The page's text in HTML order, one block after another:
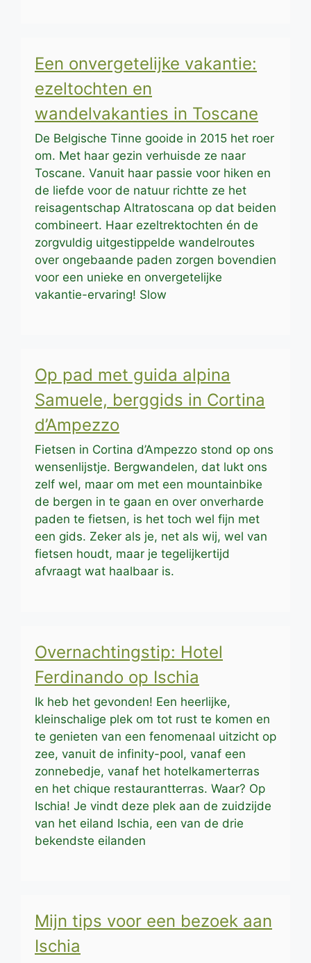
Een onvergetelijke vakantie:
ezeltochten en
wandelvakanties in Toscane
De Belgische Tinne gooide in 2015 het roer
om. Met haar gezin verhuisde ze naar
Toscane. Vanuit haar passie voor hiken en
de liefde voor de natuur richtte ze het
reisagentschap Altratoscana op dat beiden
combineert. Haar ezeltrektochten én de
zorgvuldig uitgestippelde wandelroutes
over ongebaande paden zorgen bovendien
voor een unieke en onvergetelijke
vakantie-ervaring! Slow
Op pad met guida alpina
Samuele, berggids in Cortina
d’Ampezzo
Fietsen in Cortina d’Ampezzo stond op ons
wensenlijstje. Bergwandelen, dat lukt ons
zelf wel, maar om met een mountainbike
de bergen in te gaan en over onverharde
paden te fietsen, is het toch wel fijn met
een gids. Zeker als je, net als wij, wel van
fietsen houdt, maar je tegelijkertijd
afvraagt wat haalbaar is.
Overnachtingstip: Hotel
Ferdinando op Ischia
Ik heb het gevonden! Een heerlijke,
kleinschalige plek om tot rust te komen en
te genieten van een fenomenaal uitzicht op
zee, vanuit de infinity-pool, vanaf een
zonnebedje, vanaf het hotelkamerterras
en het chique restaurantterras. Waar? Op
Ischia! Je vindt deze plek aan de zuidzijde
van het eiland Ischia, een van de drie
bekendste eilanden
Mijn tips voor een bezoek aan
Ischia